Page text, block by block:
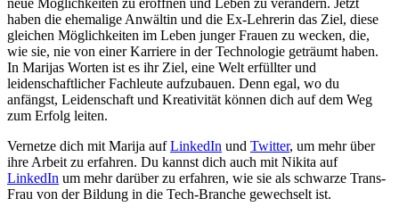
neue Möglichkeiten zu eröffnen und Leben zu verändern. Jetzt
haben die ehemalige Anwältin und die Ex-Lehrerin das Ziel, diese
gleichen Möglichkeiten im Leben junger Frauen zu wecken, die,
wie sie, nie von einer Karriere in der Technologie geträumt haben.
In Marijas Worten ist es ihr Ziel, eine Welt erfüllter und
leidenschaftlicher Fachleute aufzubauen. Denn egal, wo du
anfängst, Leidenschaft und Kreativität können dich auf dem Weg
zum Erfolg leiten.
Vernetze dich mit Marija aufLinkedIn und Twitter, um mehr über
ihre Arbeit zu erfahren. Du kannst dich auch mit Nikita auf
LinkedIn um mehr darüber zu erfahren, wie sie als schwarze Trans-
Frau von der Bildung in die Tech-Branche gewechselt ist.